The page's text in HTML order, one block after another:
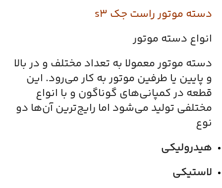
دسته موتور راست جک s3
انواع دسته موتور
دسته موتور معمولا به تعداد مختلف و در بالا
و پایین یا طرفین موتور به کار می‌رود. این
قطعه در کمپانی‌های گوناگون و با انواع
مختلفی تولید می‌شود اما رایج‌ترین آن‌ها دو
نوع
هیدرولیکی
لاستیکی